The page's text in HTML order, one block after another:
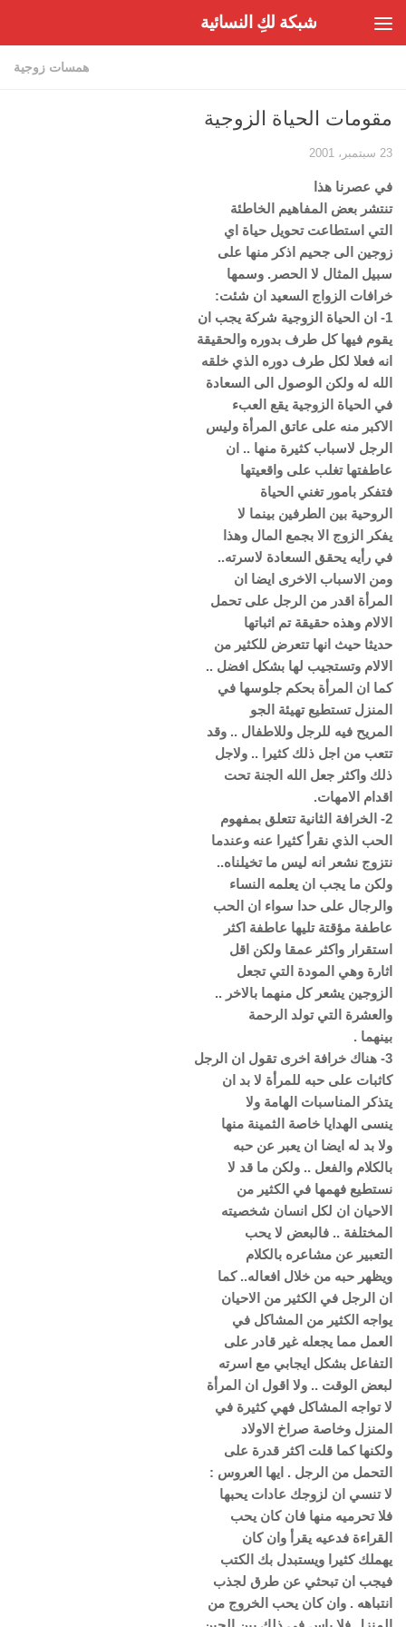
شبكة لكِ النسائية
همسات زوجية
مقومات الحياة الزوجية
23 سبتمبر، 2001
في عصرنا هذا
تنتشر بعض المفاهيم الخاطئة
التي استطاعت تحويل حياة اي
زوجين الى جحيم اذكر منها على
سبيل المثال لا الحصر. وسمها
خرافات الزواج السعيد ان شئت:
1- ان الحياة الزوجية شركة يجب ان
يقوم فيها كل طرف بدوره والحقيقة
انه فعلا لكل طرف دوره الذي خلقه
الله له ولكن الوصول الى السعادة
في الحياة الزوجية يقع العبء
الاكبر منه على عاتق المرأة وليس
الرجل لاسباب كثيرة منها .. ان
عاطفتها تغلب على واقعيتها
فتفكر بامور تغني الحياة
الروحية بين الطرفين بينما لا
يفكر الزوج الا بجمع المال وهذا
في رأيه يحقق السعادة لاسرته..
ومن الاسباب الاخرى ايضا ان
المرأة اقدر من الرجل على تحمل
الالام وهذه حقيقة تم اثباتها
حديثا حيث انها تتعرض للكثير من
الالام وتستجيب لها بشكل افضل ..
كما ان المرأة بحكم جلوسها في
المنزل تستطيع تهيئة الجو
المريح فيه للرجل وللاطفال .. وقد
تتعب من اجل ذلك كثيرا .. ولاجل
ذلك واكثر جعل الله الجنة تحت
اقدام الامهات.
2- الخرافة الثانية تتعلق بمفهوم
الحب الذي نقرأ كثيرا عنه وعندما
نتزوج نشعر انه ليس ما تخيلناه..
ولكن ما يجب ان يعلمه النساء
والرجال على حدا سواء ان الحب
عاطفة مؤقتة تليها عاطفة اكثر
استقرار واكثر عمقا ولكن اقل
اثارة وهي المودة التي تجعل
الزوجين يشعر كل منهما بالاخر ..
والعشرة التي تولد الرحمة
بينهما .
3- هناك خرافة اخرى تقول ان الرجل
كاثبات على حبه للمرأة لا بد ان
يتذكر المناسبات الهامة ولا
ينسى الهدايا خاصة الثمينة منها
ولا بد له ايضا ان يعبر عن حبه
بالكلام والفعل .. ولكن ما قد لا
نستطيع فهمها في الكثير من
الاحيان ان لكل انسان شخصيته
المختلفة .. فالبعض لا يحب
التعبير عن مشاعره بالكلام
ويظهر حبه من خلال افعاله.. كما
ان الرجل في الكثير من الاحيان
يواجه الكثير من المشاكل في
العمل مما يجعله غير قادر على
التفاعل بشكل ايجابي مع اسرته
لبعض الوقت .. ولا اقول ان المرأة
لا تواجه المشاكل فهي كثيرة في
المنزل وخاصة صراخ الاولاد
ولكنها كما قلت اكثر قدرة على
التحمل من الرجل . ايها العروس :
لا تنسي ان لزوجك عادات يحبها
فلا تحرميه منها فان كان يحب
القراءة فدعيه يقرأ وان كان
يهملك كثيرا ويستبدل بك الكتب
فيجب ان تبحثي عن طرق لجذب
انتباهه . وان كان يحب الخروج من